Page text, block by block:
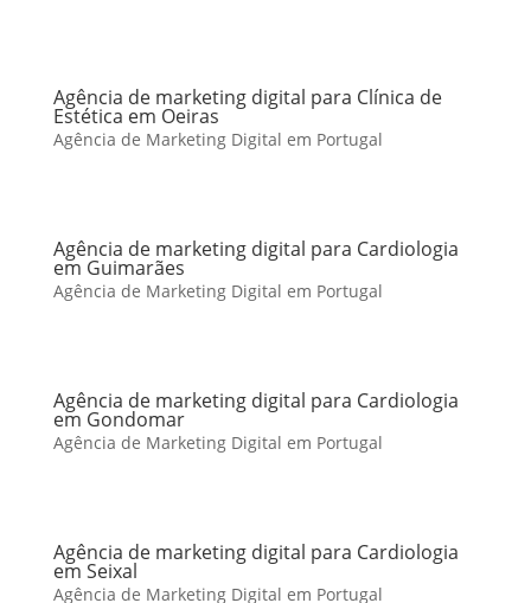
Agência de marketing digital para Clínica de
Estética em Oeiras
Agência de Marketing Digital em Portugal
Agência de marketing digital para Cardiologia
em Guimarães
Agência de Marketing Digital em Portugal
Agência de marketing digital para Cardiologia
em Gondomar
Agência de Marketing Digital em Portugal
Agência de marketing digital para Cardiologia
em Seixal
Agência de Marketing Digital em Portugal